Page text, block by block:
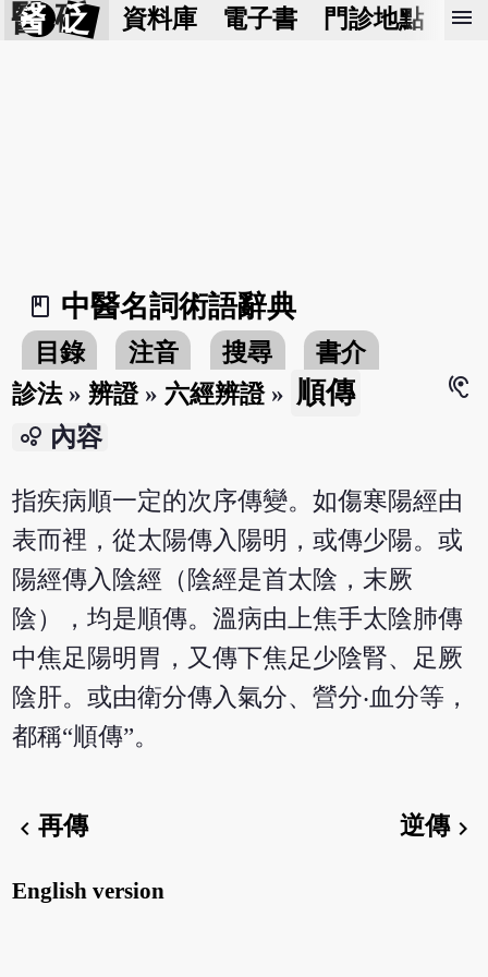
醫 砭 資料庫 電子書 門診地點 預
menu
book_2
中醫名詞術語辭典
目錄 注音 搜尋
書介
診法» 辨證» 六經辨證» 順傳
hearing
bubble_chart 內容
指疾病順一定的次序傳變。如傷寒陽經由
表而裡，從太陽傳入陽明，或傳少陽。或
陽經傳入陰經（陰經是首太陰，末厥
陰），均是順傳。溫病由上焦手太陰肺傳
中焦足陽明胃，又傳下焦足少陰腎、足厥
陰肝。或由衛分傳入氣分、營分‧血分等，
都稱“順傳”。
chevron_left再傳 逆傳chevron_right
English version